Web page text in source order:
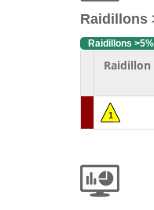
Raidillons
Raidillons >5%
Raidillon
1